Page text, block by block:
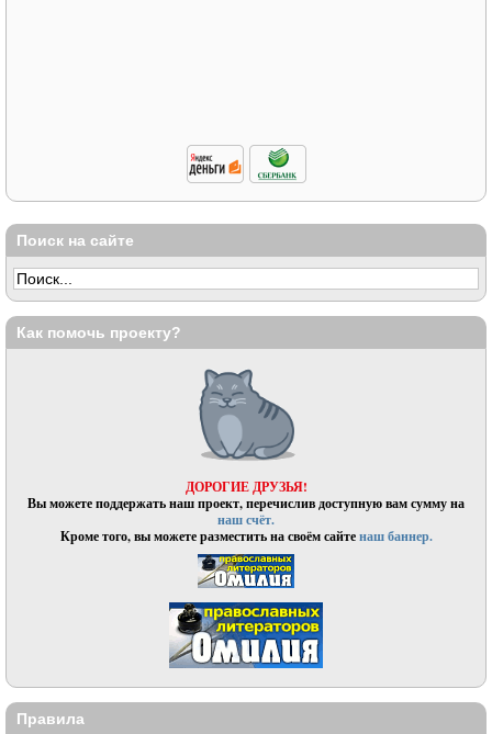
Поиск на сайте
Как помочь проекту?
ДОРОГИЕ ДРУЗЬЯ!
Вы можете поддержать наш проект, перечислив доступную вам сумму на
наш счёт.
Кроме того, вы можете разместить на своём сайтенаш баннер.
Правила